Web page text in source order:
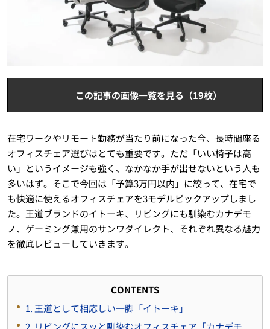
この記事の画像一覧を見る（19枚）
在宅ワークやリモート勤務が当たり前になった今、長時間座る
オフィスチェア選びはとても重要です。ただ「いい椅子は高
い」というイメージも強く、なかなか手が出せないという人も
多いはず。そこで今回は「予算3万円以内」に絞って、在宅で
も快適に使えるオフィスチェアを3モデルピックアップしまし
た。王道ブランドのイトーキ、リビングにも馴染むカナデモ
ノ、ゲーミング兼用のサンワダイレクト、それぞれ異なる魅力
を徹底レビューしていきます。
CONTENTS
1. 王道として相応しい一脚「イトーキ」
2. リビングにスッと馴染むオフィスチェア「カナデモ